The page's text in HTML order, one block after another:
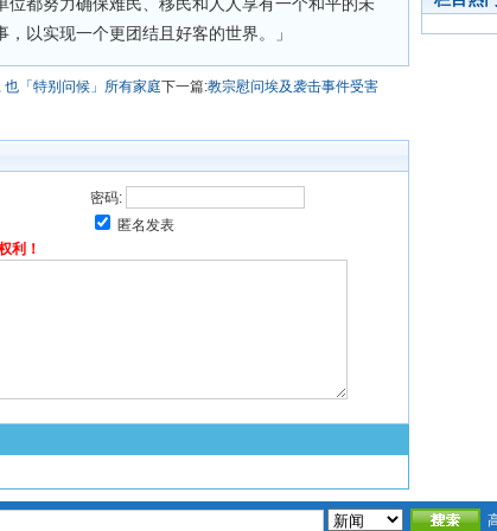
以实现一个更团结且好客的世界。」
「特别问候」所有家庭下一篇:教宗慰问埃及袭击事件受害
密码:
匿名发表
利！